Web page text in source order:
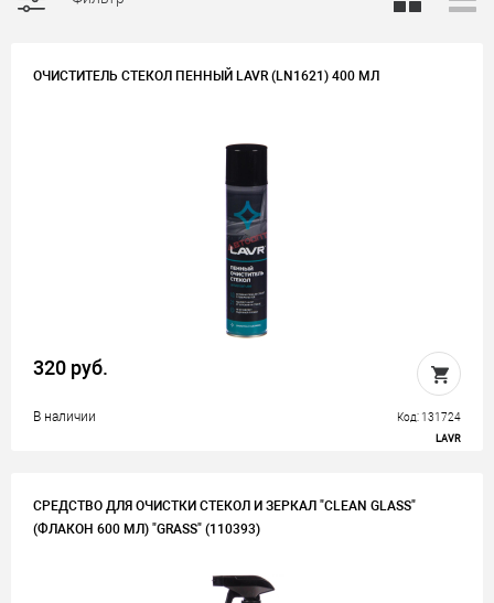
ОЧИСТИТЕЛЬ СТЕКОЛ ПЕННЫЙ LAVR (LN1621) 400 МЛ
320 руб.
В наличии Код: 131724
LAVR
СРЕДСТВО ДЛЯ ОЧИСТКИ СТЕКОЛ И ЗЕРКАЛ "CLEAN GLASS"
(ФЛАКОН 600 МЛ) "GRASS" (110393)